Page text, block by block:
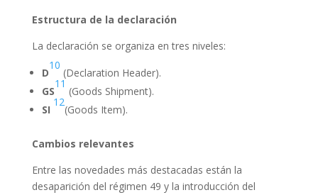
Estructura de la declaración
La declaración se organiza en tres niveles:
D
10
(Declaration Header).
GS
11
(Goods Shipment).
SI
12
(Goods Item).
Cambios relevantes
Entre las novedades más destacadas están la
desaparición del régimen 49 y la introducción del